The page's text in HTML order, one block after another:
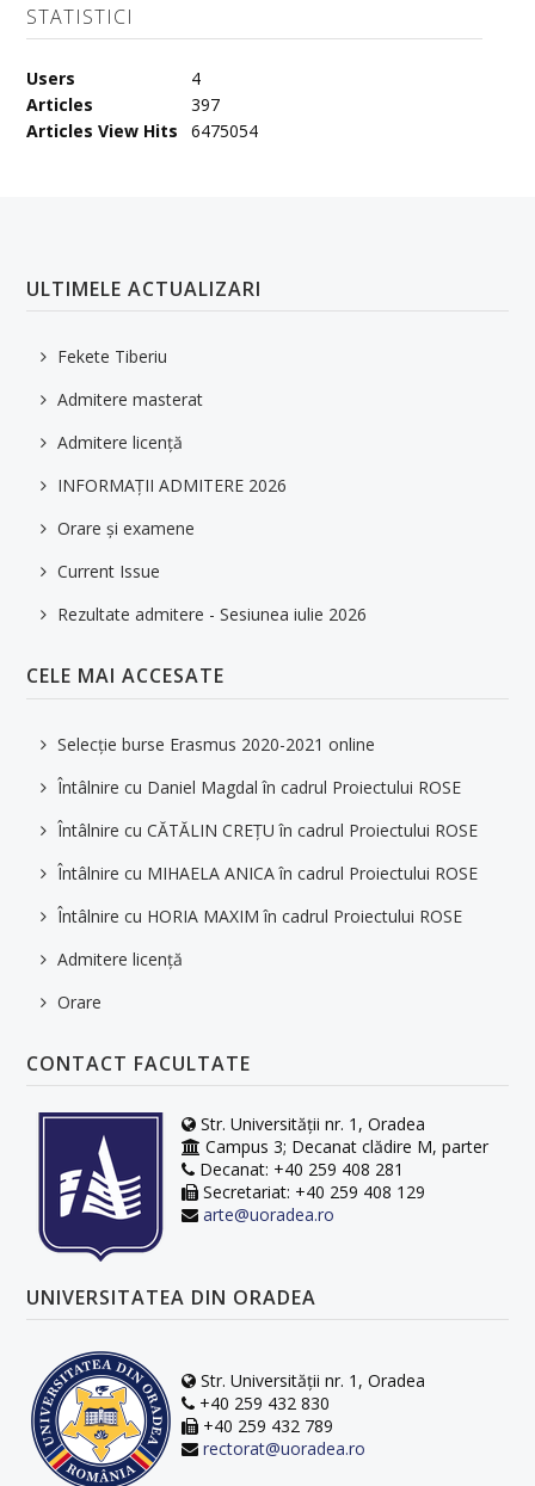
STATISTICI
Users
4
Articles
397
Articles View Hits
6475054
ULTIMELE ACTUALIZARI
Fekete Tiberiu
Admitere masterat
Admitere licență
INFORMAȚII ADMITERE 2026
Orare și examene
Current Issue
Rezultate admitere - Sesiunea iulie 2026
CELE MAI ACCESATE
Selecție burse Erasmus 2020-2021 online
Întâlnire cu Daniel Magdal în cadrul Proiectului ROSE
Întâlnire cu CĂTĂLIN CREȚU în cadrul Proiectului ROSE
Întâlnire cu MIHAELA ANICA în cadrul Proiectului ROSE
Întâlnire cu HORIA MAXIM în cadrul Proiectului ROSE
Admitere licență
Orare
CONTACT FACULTATE
Str. Universității nr. 1, Oradea
Campus 3; Decanat clădire M, parter
Decanat: +40 259 408 281
Secretariat: +40 259 408 129
arte@uoradea.ro
UNIVERSITATEA DIN ORADEA
Str. Universității nr. 1, Oradea
+40 259 432 830
+40 259 432 789
rectorat@uoradea.ro